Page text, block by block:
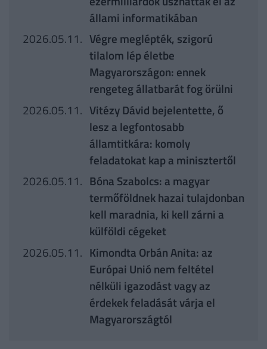
állami informatikában
2026.05.11. Végre meglépték, szigorú
tilalom lép életbe
Magyarországon: ennek
rengeteg állatbarát fog örülni
2026.05.11. Vitézy Dávid bejelentette, ő
lesz a legfontosabb
államtitkára: komoly
feladatokat kap a minisztertől
2026.05.11. Bóna Szabolcs: a magyar
termőföldnek hazai tulajdonban
kell maradnia, ki kell zárni a
külföldi cégeket
2026.05.11. Kimondta Orbán Anita: az
Európai Unió nem feltétel
nélküli igazodást vagy az
érdekek feladását várja el
Magyarországtól